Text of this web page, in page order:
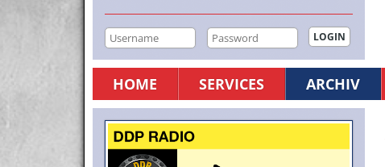
HOME SERVICES ARCHIV